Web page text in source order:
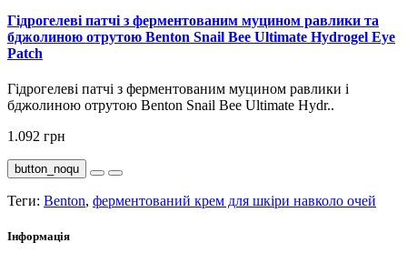
Гідрогелеві патчі з ферментованим муцином равлики та
бджолиною отрутою Benton Snail Bee Ultimate Hydrogel Eye
Patch
Гідрогелеві патчі з ферментованим муцином равлики і
бджолиною отрутою Benton Snail Bee Ultimate Hydr..
1.092 грн
button_noqu
Теги: Benton, ферментований крем для шкіри навколо очей
Інформація